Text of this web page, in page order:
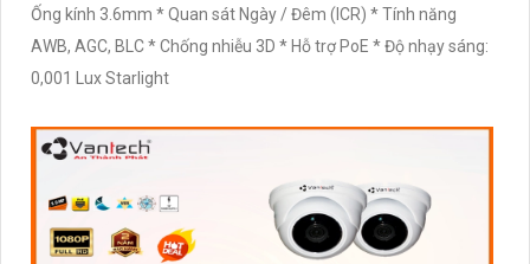
Ống kính 3.6mm * Quan sát Ngày / Đêm (ICR) * Tính năng
AWB, AGC, BLC * Chống nhiễu 3D * Hỗ trợ PoE * Độ nhạy sáng:
0,001 Lux Starlight